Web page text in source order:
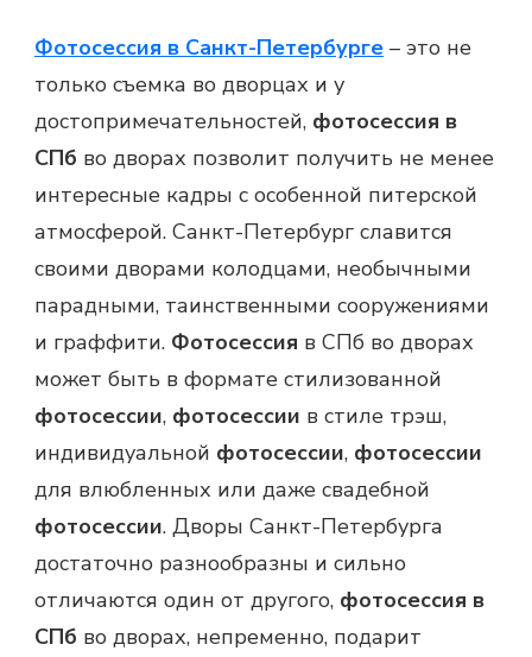
Фотосессия в Санкт-Петербурге – это не
только съемка во дворцах и у
достопримечательностей, фотосессия в
СПб во дворах позволит получить не менее
интересные кадры с особенной питерской
атмосферой. Санкт-Петербург славится
своими дворами колодцами, необычными
парадными, таинственными сооружениями
и граффити. Фотосессия в СПб во дворах
может быть в формате стилизованной
фотосессии, фотосессии в стиле трэш,
индивидуальной фотосессии, фотосессии
для влюбленных или даже свадебной
фотосессии. Дворы Санкт-Петербурга
достаточно разнообразны и сильно
отличаются один от другого, фотосессия в
СПб во дворах, непременно, подарит